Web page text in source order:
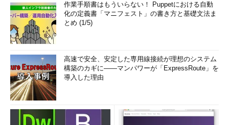
作業手順書はもういらない！ Puppetにおける自動
化の定義書「マニフェスト」の書き方と基礎文法ま
とめ (1/5)
高速で安全、安定した専用線接続が理想のシステム
構築のカギに――マンパワーが「ExpressRoute」を
導入した理由